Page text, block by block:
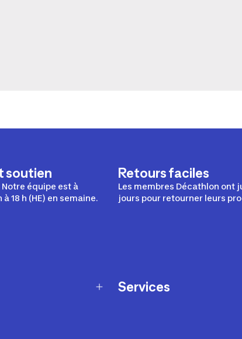
soutien
Notre équipe est à
18 h (HE) en semaine.
Retours faciles
Les membres Décathlon ont
jours pour retourner leurs
Services